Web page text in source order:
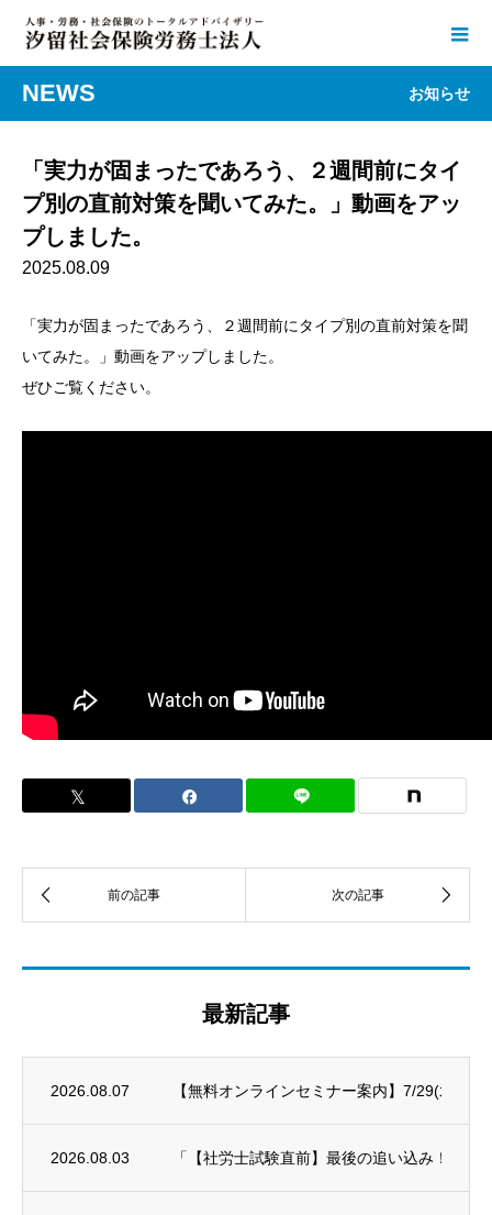
NEWS お知らせ
「実力が固まったであろう、２週間前にタイ
プ別の直前対策を聞いてみた。」動画をアッ
プしました。
2025.08.09
「実力が固まったであろう、２週間前にタイプ別の直前対策を聞
いてみた。」動画をアップしました。
ぜひご覧ください。
最新記事
2026.08.07 【無料オンラインセミナー案内】7/29(水)～
2026.08.03 「【社労士試験直前】最後の追い込み！科